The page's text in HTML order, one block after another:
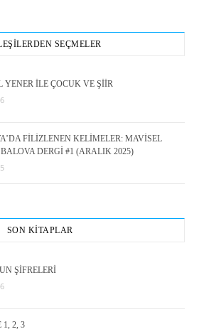
SEÇMELER
YENER İLE ÇOCUK VE ŞİİR
FİLİZLENEN KELİMELER: MAVİSEL
DERGİ #1 (ARALIK 2025)
SON KİTAPLAR
ŞİFRELERİ
1, 2, 3